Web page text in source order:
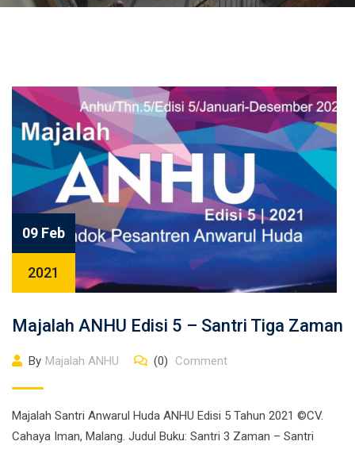
09 Feb
2021
Majalah ANHU Edisi 5 – Santri Tiga Zaman
By Majalah ANHU (0) Comment
Majalah Santri Anwarul Huda ANHU Edisi 5 Tahun 2021 ©CV.
Cahaya Iman, Malang. Judul Buku: Santri 3 Zaman – Santri